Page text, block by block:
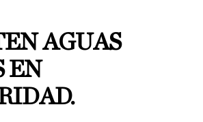
AGUAS
EN